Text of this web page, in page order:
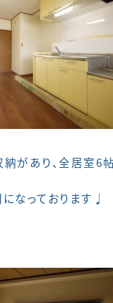
があり、全居室6
なっております♩